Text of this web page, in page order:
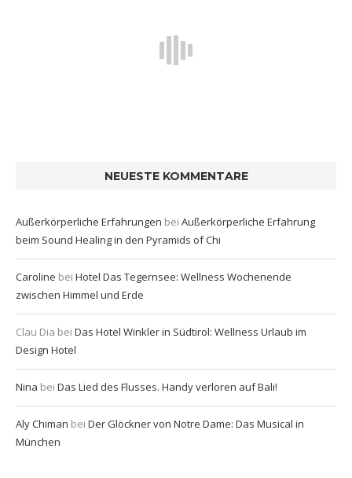
NEUESTE KOMMENTARE
Außerkörperliche Erfahrungen bei Außerkörperliche Erfahrung
beim Sound Healing in den Pyramids of Chi
Caroline bei Hotel Das Tegernsee: Wellness Wochenende
zwischen Himmel und Erde
Clau Dia bei Das Hotel Winkler in Südtirol: Wellness Urlaub im
Design Hotel
Nina bei Das Lied des Flusses. Handy verloren auf Bali!
Aly Chiman bei Der Glöckner von Notre Dame: Das Musical in
München